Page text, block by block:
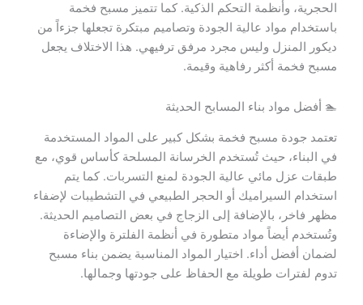
الحجرية، وأنظمة التحكم الذكية. كما تتميز مسبح فخمة
باستخدام مواد عالية الجودة وتصاميم مبتكرة تجعلها جزءاً من
ديكور المنزل وليس مجرد مرفق ترفيهي. هذا الاختلاف يجعل
مسبح فخمة أكثر رفاهية وقيمة.
🏊 أفضل مواد بناء المسابح الحديثة
تعتمد جودة مسبح فخمة بشكل كبير على المواد المستخدمة
في البناء، حيث تُستخدم الخرسانة المسلحة كأساس قوي، مع
طبقات عزل مائي عالية الجودة لمنع التسربات. كما يتم
استخدام السيراميك أو الحجر الطبيعي في التشطيبات لإضفاء
مظهر فاخر، بالإضافة إلى الزجاج في بعض التصاميم الحديثة.
وتُستخدم أيضاً مواد متطورة في أنظمة الفلترة والإضاءة
لضمان أفضل أداء. اختيار المواد المناسبة يضمن بناء مسبح
تدوم لفترات طويلة مع الحفاظ على جودتها وجمالها.